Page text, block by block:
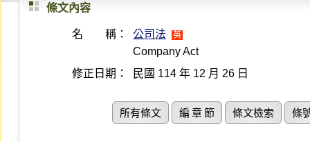
條文內容
名 稱： 公司法 英
Company Act
修正日期：
民國 114 年 12 月 26 日
所有條文 編 章 節 條文檢索 條